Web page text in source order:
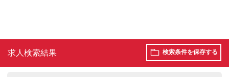
求人検索結果 検索条件を保存する